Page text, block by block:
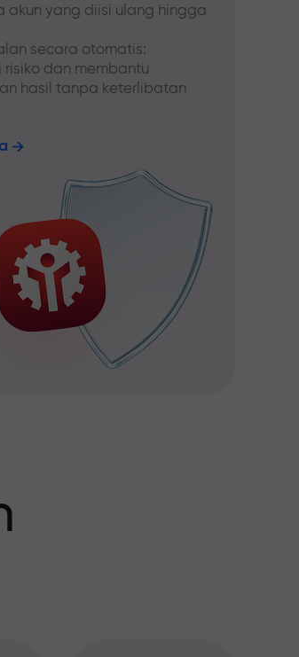
akun yang diisi ulang hingga
secara otomatis:
risiko dan membantu
hasil tanpa keterlibatan